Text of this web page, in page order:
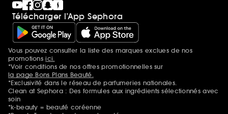
Télécharger l’App Sephora
Mentions additionnelles
Vous pouvez consulter la liste des marques exclues de nos
promotionsici.
*Voir conditions de nos offres promotionnelles sur
la page Bons Plans Beauté.
*Exclusivité dans le réseau de parfumeries nationales.
Clean at Sephora : Des formules aux ingrédients sélectionnés avec
soin
*k-beauty = beauté coréenne